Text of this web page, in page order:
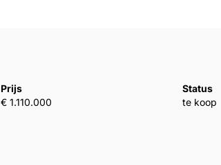
Prijs
€ 1.110.000
Status
te koop